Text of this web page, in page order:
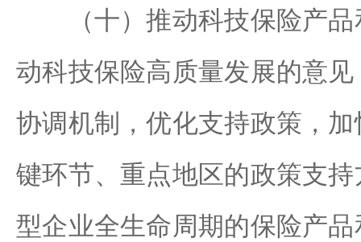
（十）推动科技保险产品
动科技保险高质量发展的意
协调机制，优化支持政策，
键环节、重点地区的政策支
型企业全生命周期的保险产